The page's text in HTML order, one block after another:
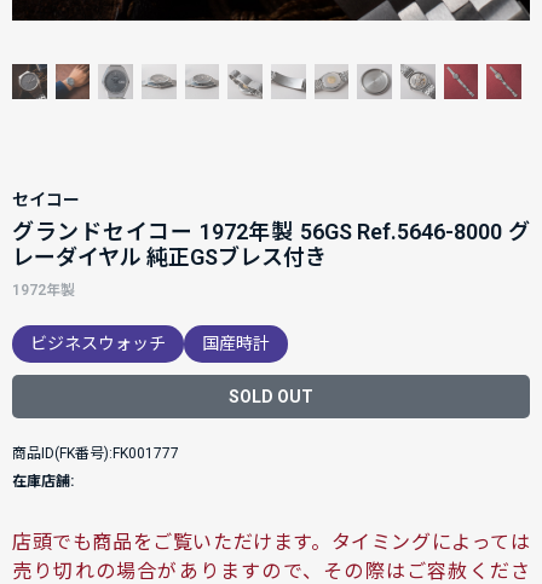
セイコー
グランドセイコー 1972年製 56GS Ref.5646-8000 グ
レーダイヤル 純正GSブレス付き
1972年製
ビジネスウォッチ 国産時計
SOLD OUT
商品ID(FK番号):FK001777
在庫店舗:
店頭でも商品をご覧いただけます。タイミングによっては
売り切れの場合がありますので、その際はご容赦くださ